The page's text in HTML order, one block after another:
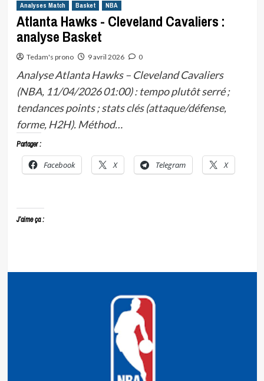
Analyses Match Basket NBA
Atlanta Hawks - Cleveland Cavaliers :
analyse Basket
Tedam's prono 9 avril 2026 0
Analyse Atlanta Hawks – Cleveland Cavaliers
(NBA, 11/04/2026 01:00) : tempo plutôt serré ;
tendances points ; stats clés (attaque/défense,
forme, H2H). Méthod…
Partager :
Facebook X Telegram X
J’aime ça :